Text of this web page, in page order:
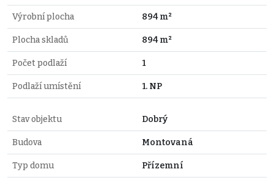
Výrobní plocha 894 m²
Plocha skladů 894 m²
Počet podlaží 1
Podlaží umístění 1. NP
Stav objektu Dobrý
Budova Montovaná
Typ domu Přízemní